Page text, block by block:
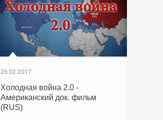
26.02.2017
Холодная война 2.0 -
Американский док. фильм
(RUS)